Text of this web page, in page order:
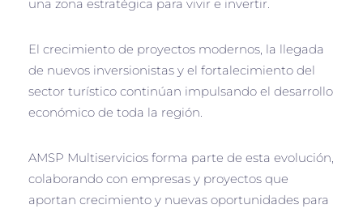
una zona estratégica para vivir e invertir.
El crecimiento de proyectos modernos, la llegada
de nuevos inversionistas y el fortalecimiento del
sector turístico continúan impulsando el desarrollo
económico de toda la región.
AMSP Multiservicios forma parte de esta evolución,
colaborando con empresas y proyectos que
aportan crecimiento y nuevas oportunidades para